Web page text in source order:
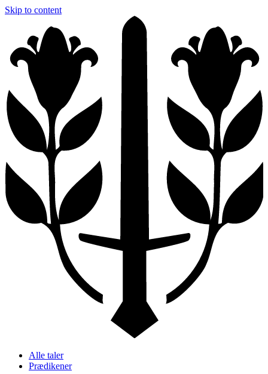
Skip to content
Alle taler
Prædikener